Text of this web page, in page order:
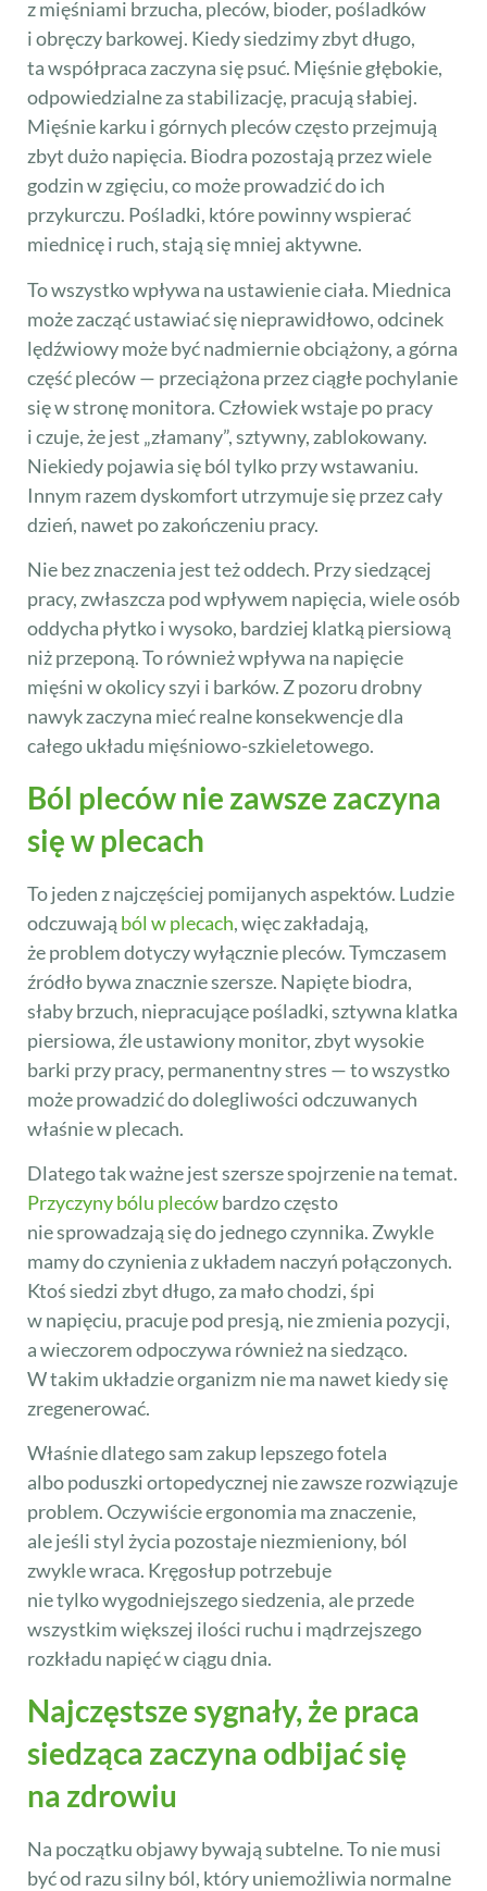
z mięśniami brzucha, pleców, bioder, pośladków
i obręczy barkowej. Kiedy siedzimy zbyt długo,
ta współpraca zaczyna się psuć. Mięśnie głębokie,
odpowiedzialne za stabilizację, pracują słabiej.
Mięśnie karku i górnych pleców często przejmują
zbyt dużo napięcia. Biodra pozostają przez wiele
godzin w zgięciu, co może prowadzić do ich
przykurczu. Pośladki, które powinny wspierać
miednicę i ruch, stają się mniej aktywne.
To wszystko wpływa na ustawienie ciała. Miednica
może zacząć ustawiać się nieprawidłowo, odcinek
lędźwiowy może być nadmiernie obciążony, a górna
część pleców — przeciążona przez ciągłe pochylanie
się w stronę monitora. Człowiek wstaje po pracy
i czuje, że jest „złamany”, sztywny, zablokowany.
Niekiedy pojawia się ból tylko przy wstawaniu.
Innym razem dyskomfort utrzymuje się przez cały
dzień, nawet po zakończeniu pracy.
Nie bez znaczenia jest też oddech. Przy siedzącej
pracy, zwłaszcza pod wpływem napięcia, wiele osób
oddycha płytko i wysoko, bardziej klatką piersiową
niż przeponą. To również wpływa na napięcie
mięśni w okolicy szyi i barków. Z pozoru drobny
nawyk zaczyna mieć realne konsekwencje dla
całego układu mięśniowo-szkieletowego.
Ból pleców nie zawsze zaczyna
się w plecach
To jeden z najczęściej pomijanych aspektów. Ludzie
odczuwają ból w plecach, więc zakładają,
że problem dotyczy wyłącznie pleców. Tymczasem
źródło bywa znacznie szersze. Napięte biodra,
słaby brzuch, niepracujące pośladki, sztywna klatka
piersiowa, źle ustawiony monitor, zbyt wysokie
barki przy pracy, permanentny stres — to wszystko
może prowadzić do dolegliwości odczuwanych
właśnie w plecach.
Dlatego tak ważne jest szersze spojrzenie na temat.
Przyczyny bólu plecówbardzo często
nie sprowadzają się do jednego czynnika. Zwykle
mamy do czynienia z układem naczyń połączonych.
Ktoś siedzi zbyt długo, za mało chodzi, śpi
w napięciu, pracuje pod presją, nie zmienia pozycji,
a wieczorem odpoczywa również na siedząco.
W takim układzie organizm nie ma nawet kiedy się
zregenerować.
Właśnie dlatego sam zakup lepszego fotela
albo poduszki ortopedycznej nie zawsze rozwiązuje
problem. Oczywiście ergonomia ma znaczenie,
ale jeśli styl życia pozostaje niezmieniony, ból
zwykle wraca. Kręgosłup potrzebuje
nie tylko wygodniejszego siedzenia, ale przede
wszystkim większej ilości ruchu i mądrzejszego
rozkładu napięć w ciągu dnia.
Najczęstsze sygnały, że praca
siedząca zaczyna odbijać się
na zdrowiu
Na początku objawy bywają subtelne. To nie musi
być od razu silny ból, który uniemożliwia normalne